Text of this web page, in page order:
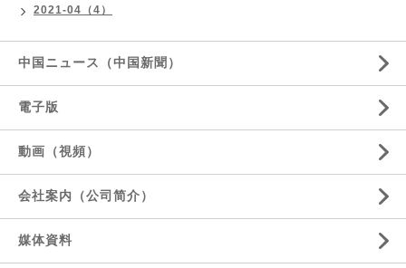
2021-04（4）
中国ニュース（中国新聞）
電子版
動画（視頻）
会社案内（公司简介）
媒体資料